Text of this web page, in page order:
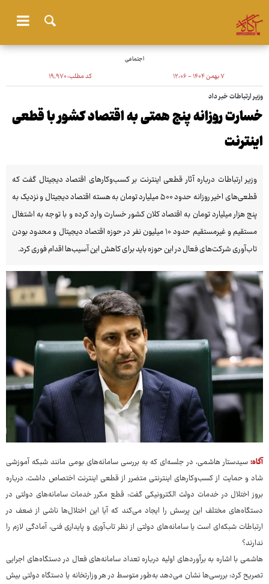
اجتماعی
۷ بهمن ۱۴۰۴ - ۱۲:۰۶ کد مطلب:۱۹٬۹۷۰
وزیر ارتباطات خبر داد
خسارت روزانه پنج همتی به اقتصاد کشور با قطعی
اینترنت
وزیر ارتباطات درباره آثار قطعی اینترنت بر کسب‌وکارهای اقتصاد دیجیتال گفت که
قطعی‌های اخیر روزانه حدود ۵۰۰ میلیارد تومان به هسته اقتصاد دیجیتال و نزدیک به
پنج هزار میلیارد تومان به اقتصاد کلان کشور خسارت وارد کرده و با توجه به اشتغال
مستقیم و غیرمستقیم حدود ۱۰ میلیون نفر در حوزه اقتصاد دیجیتال و محدود بودن
تاب‌آوری شرکت‌های فعال در این حوزه باید برای کاهش این آسیب‌ها اقدام فوری کرد.
آگاه:سیدستار هاشمی، در جلسه‌ای که به بررسی سامانه‌های بومی مانند شبکه آموزشی
شاد و حمایت از کسب‌وکارهای اینترنتی متضرر از قطعی اینترنت اختصاص داشت، درباره
بروز اختلال در خدمات دولت الکترونیکی گفت: قطع مکرر خدمات سامانه‌های دولتی در
دستگاه‌های مختلف این پرسش را ایجاد می‌کند که آیا این اختلال‌ها ناشی از ضعف در
ارتباطات شبکه‌ای است یا سامانه‌های دولتی از نظر تاب‌آوری و پایداری فنی، آمادگی لازم را
ندارند؟
هاشمی با اشاره به برآوردهای اولیه درباره تعداد سامانه‌های فعال در دستگاه‌های اجرایی
تصریح کرد: بررسی‌ها نشان می‌دهد به‌طور متوسط در هر وزارتخانه یا دستگاه دولتی بیش